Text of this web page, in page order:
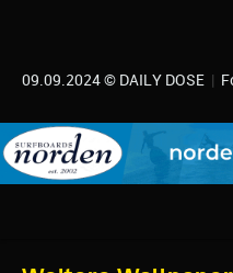
09.09.2024 © DAILY DOSE |